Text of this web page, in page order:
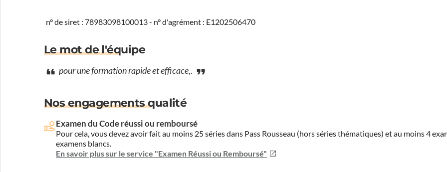
n° de siret : 78983098100013 - n° d'agrément : E1202506470
Le mot de l'équipe
pour une formation rapide et efficace,.
Nos engagements qualité
Examen du Code réussi ou remboursé
Pour cela, vous devez avoir fait au moins 25 séries dans Pass Rousseau (hors séries thématiques) et au moins 4
examens blancs.
En savoir plus sur le service "Examen Réussi ou Remboursé"